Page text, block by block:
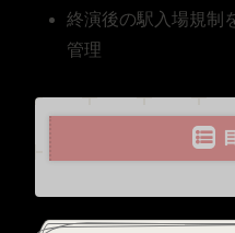
終演後の駅入場規制
管理